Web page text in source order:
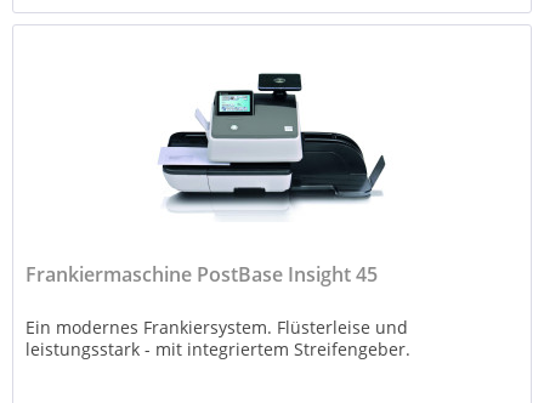
Frankiermaschine PostBase Insight 45
Ein modernes Frankiersystem. Flüsterleise und
leistungsstark - mit integriertem Streifengeber.